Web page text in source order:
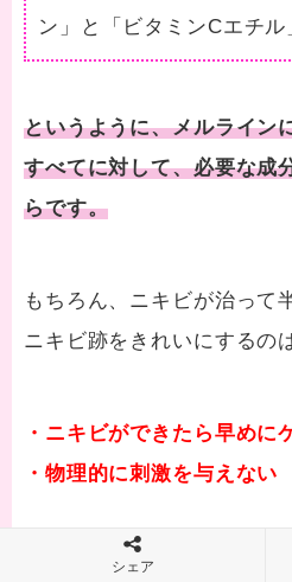
ン」と「ビタミンCエチル
というように、メルライン
すべてに対して、必要な成
らです。
もちろん、ニキビが治って
ニキビ跡をきれいにするの
・ニキビができたら早めに
・物理的に刺激を与えない
これらを心がけることで、
シェア